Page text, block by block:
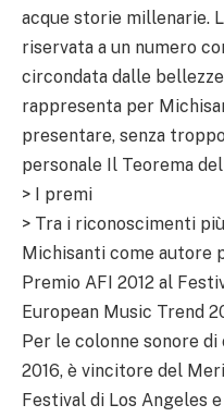
acque storie millenarie.
riservata a un numero
circondata dalle
rappresenta per
presentare, senza
personale Il Teorema
> I premi
> Tra i riconoscimenti
Michisanti come autore
Premio AFI 2012 al
European Music Trend
Per le colonne sonore
2016, è vincitore del
Festival di Los Angeles